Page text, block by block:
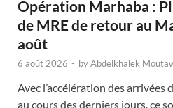
Opération Marhaba :
de MRE de retour au
août
6 août 2026 - byAbdelkhalek
Avec l’accélération des
au cours des derniers jours, ce